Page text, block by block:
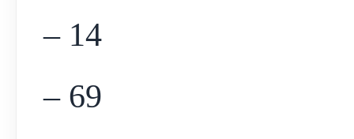
– 14
– 69